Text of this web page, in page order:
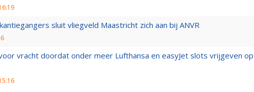
sluit vliegveld Maastricht zich aan bij ANVR
vracht doordat onder meer Lufthansa en easyJet slots vrijgeven op